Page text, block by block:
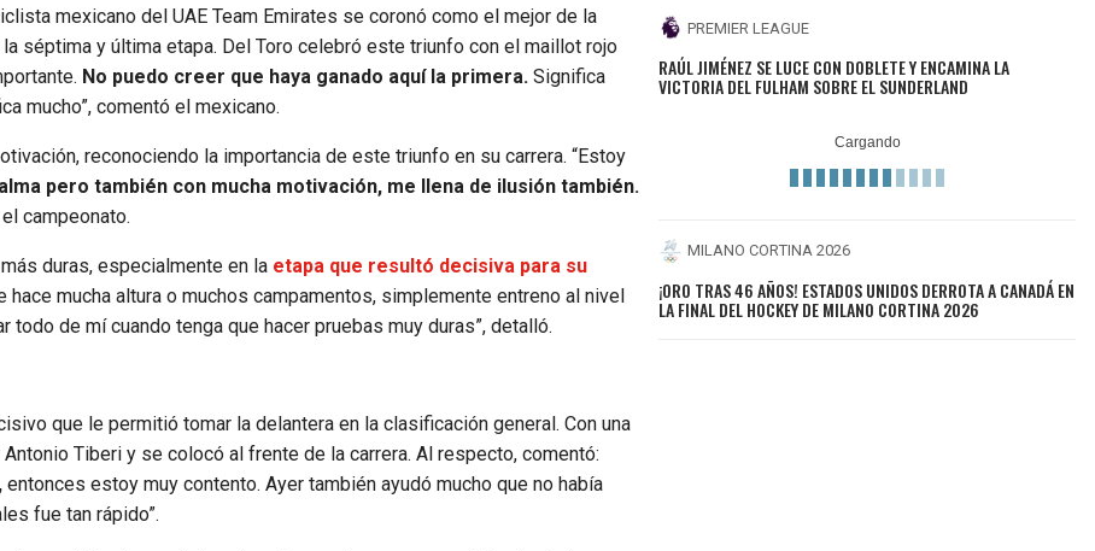
mexicano del UAE Team Emirates se coronó como el mejor de la
séptima y última etapa. Del Toro celebró este triunfo con el maillot rojo
No puedo creer que haya ganado aquí la primera. Significa
mucho”, comentó el mexicano.
reconociendo la importancia de este triunfo en su carrera. “Estoy
pero también con mucha motivación, me llena de ilusión también.
campeonato.
duras, especialmente en la etapa que resultó decisiva para su
mucha altura o muchos campamentos, simplemente entreno al nivel
de mí cuando tenga que hacer pruebas muy duras”, detalló.
que le permitió tomar la delantera en la clasificación general. Con una
Tiberi y se colocó al frente de la carrera. Al respecto, comentó:
entonces estoy muy contento. Ayer también ayudó mucho que no había
fue tan rápido”.
PREMIER LEAGUE
RAÚL JIMÉNEZ SE LUCE CON DOBLETE Y ENCAMINA LA
VICTORIA DEL FULHAM SOBRE EL SUNDERLAND
MILANO CORTINA 2026
¡ORO TRAS 46 AÑOS! ESTADOS UNIDOS DERROTA A CANADÁ EN
LA FINAL DEL HOCKEY DE MILANO CORTINA 2026